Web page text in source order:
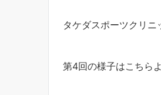
タケダスポーツクリ
第4回の様子はこちら